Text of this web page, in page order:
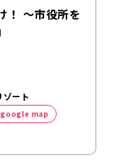
！ 〜市役所を
ゾート
google map